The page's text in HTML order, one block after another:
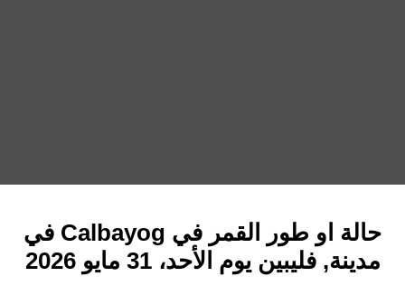
حالة او طور القمر في Calbayog في
مدينة, فليبين يوم الأحد، 31 مايو 2026